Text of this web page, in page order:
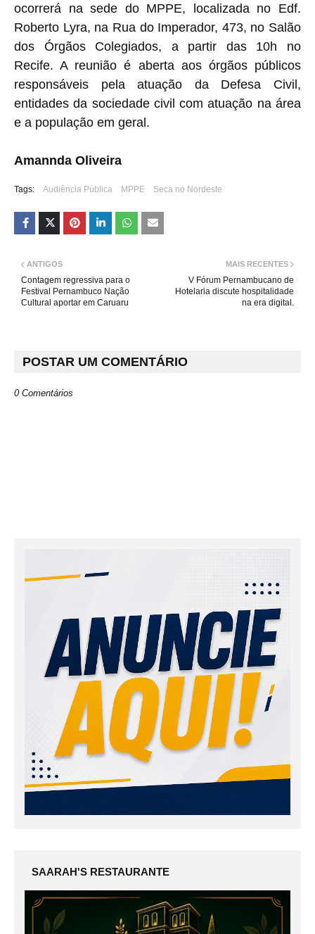
ocorrerá na sede do MPPE, localizada no Edf.
Roberto Lyra, na Rua do Imperador, 473, no Salão
dos Órgãos Colegiados, a partir das 10h no
Recife. A reunião é aberta aos órgãos públicos
responsáveis pela atuação da Defesa Civil,
entidades da sociedade civil com atuação na área
e a população em geral.
Amannda Oliveira
Tags: Audiência Pública MPPE Seca no Nordeste
MAIS RECENTES
V Fórum Pernambucano de
Hotelaria discute hospitalidade
na era digital.
ANTIGOS
Contagem regressiva para o
Festival Pernambuco Nação
Cultural aportar em Caruaru
POSTAR UM COMENTÁRIO
0 Comentários
SAARAH'S RESTAURANTE